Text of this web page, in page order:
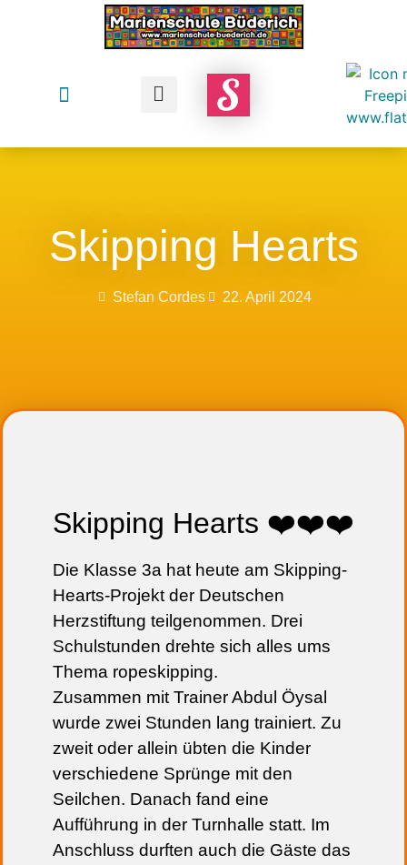
Skipping Hearts
Stefan Cordes 22. April 2024
Skipping Hearts ❤️❤️❤️
Die Klasse 3a hat heute am Skipping-
Hearts-Projekt der Deutschen
Herzstiftung teilgenommen. Drei
Schulstunden drehte sich alles ums
Thema ropeskipping.
Zusammen mit Trainer Abdul Öysal
wurde zwei Stunden lang trainiert. Zu
zweit oder allein übten die Kinder
verschiedene Sprünge mit den
Seilchen. Danach fand eine
Aufführung in der Turnhalle statt. Im
Anschluss durften auch die Gäste das